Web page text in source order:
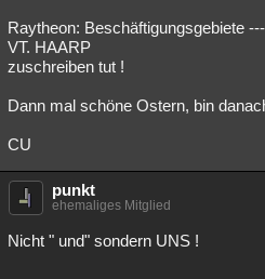
Philosophie Träume Orte
Astronomie
Verbesserungen
Übersichten
Besucht
Raytheon: Beschäftigungsgebiete
VT. HAARP
zuschreiben tut !
Dann mal schöne Ostern, bin
CU
punkt
ehemaliges Mitglied
Nicht " und" sondern UNS !